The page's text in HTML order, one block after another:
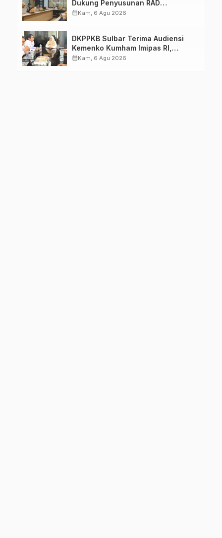
Dukung Penyusunan RAD
TPB/SDGs Sulawesi Barat
calendar_monthKam, 6 Agu 2026
DKPPKB Sulbar Terima Audiensi
Kemenko Kumham Imipas RI,
Perkuat Pelayanan Kesehatan bagi
calendar_monthKam, 6 Agu 2026